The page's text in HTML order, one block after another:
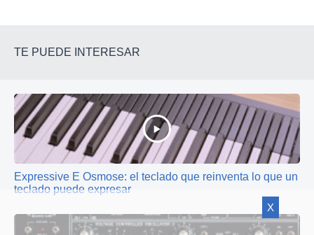
TE PUEDE INTERESAR
Expressive E Osmose: el teclado que reinventa lo que un
teclado puede expresar
X